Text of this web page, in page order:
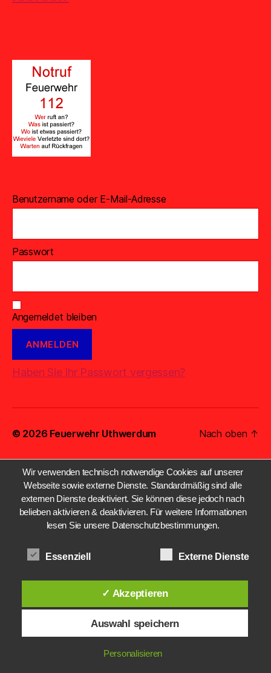
Benutzername oder E-Mail-Adresse
Passwort
Angemeldet bleiben
Haben Sie Ihr Passwort vergessen?
© 2026 Feuerwehr Uthwerdum Nach oben ↑
Wir verwenden technisch notwendige Cookies auf unserer
Webseite sowie externe Dienste. Standardmäßig sind alle
externen Dienste deaktiviert. Sie können diese jedoch nach
belieben aktivieren & deaktivieren. Für weitere Informationen
lesen Sie unsere Datenschutzbestimmungen.
Essenziell Externe Dienste
✓ Akzeptieren
Auswahl speichern
Personalisieren